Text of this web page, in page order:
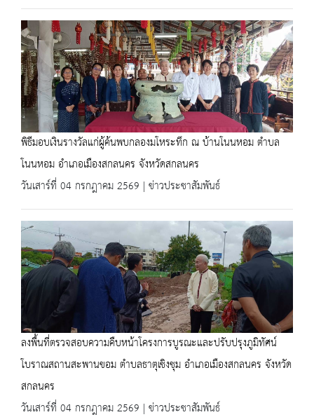
พิธีมอบเงินรางวัลแก่ผู้ค้นพบกลองมโหระทึก ณ บ้านโนนหอม ตำบล
โนนหอม อำเภอเมืองสกลนคร จังหวัดสกลนคร
วันเสาร์ที่ 04 กรกฎาคม 2569 | ข่าวประชาสัมพันธ์
ลงพื้นที่ตรวจสอบความคืบหน้าโครงการบูรณะและปรับปรุงภูมิทัศน์
โบราณสถานสะพานขอม ตำบลธาตุเชิงชุม อำเภอเมืองสกลนคร จังหวัด
สกลนคร
วันเสาร์ที่ 04 กรกฎาคม 2569 | ข่าวประชาสัมพันธ์